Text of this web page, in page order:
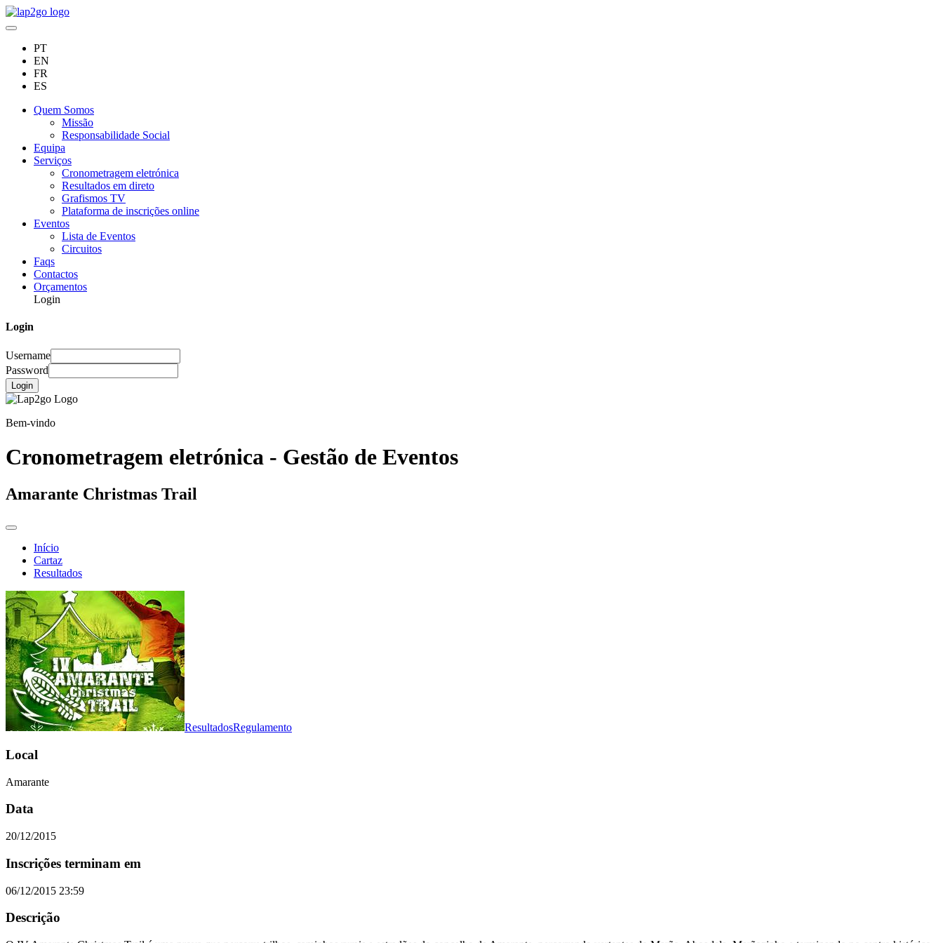
PT
EN
FR
ES
Quem Somos
Missão
Responsabilidade Social
Equipa
Serviços
Cronometragem eletrónica
Resultados em direto
Grafismos TV
Plataforma de inscrições online
Eventos
Lista de Eventos
Circuitos
Faqs
Contactos
Orçamentos
Login
Login
Username
Password
Login
Bem-vindo
Cronometragem eletrónica - Gestão de Eventos
Amarante Christmas Trail
Início
Cartaz
Resultados
ResultadosRegulamento
Local
Amarante
Data
20/12/2015
Inscrições terminam em
06/12/2015 23:59
Descrição